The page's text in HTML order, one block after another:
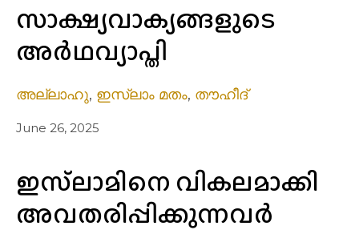
സാക്ഷ്യവാക്യങ്ങളുടെ
അര്‍ഥവ്യാപ്തി
അല്ലാഹു, ഇസ്ലാം മതം, തൗഹീദ്
June 26, 2025
ഇസ്‌ലാമിനെ വികലമാക്കി
അവതരിപ്പിക്കുന്നവർ